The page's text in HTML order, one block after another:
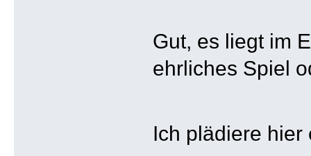
Gut, es liegt im
ehrliches Spiel
Ich plädiere